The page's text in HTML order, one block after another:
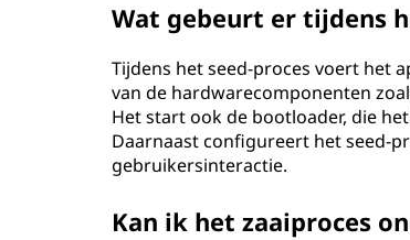
Wat gebeurt er tijdens
Tijdens het seed-proces voert het
van de hardwarecomponenten
Het start ook de bootloader, die
Daarnaast configureert het seed-
gebruikersinteractie.
Kan ik het zaaiproces